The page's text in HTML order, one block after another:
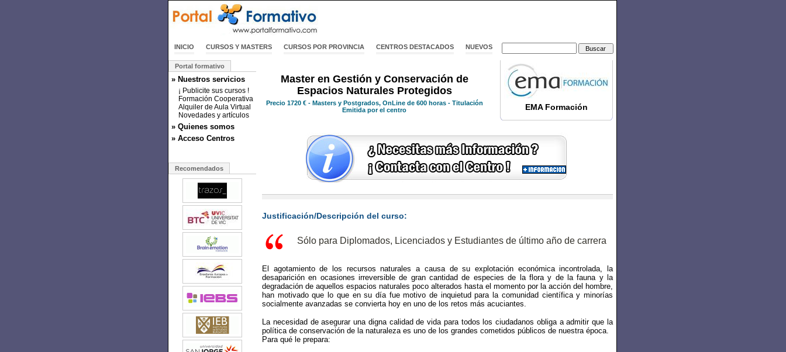
INICIO CURSOS Y MASTERS CURSOS POR PROVINCIA CENTROS DESTACADOS NUEVOS
Portal formativo
» Nuestros servicios
¡ Publicite sus cursos !
Formación Cooperativa
Alquiler de Aula Virtual
Novedades y artículos
» Quienes somos
» Acceso Centros
Recomendados
Master en Gestión y Conservación de
Espacios Naturales Protegidos
Precio 1720 € - Masters y Postgrados, OnLine de 600 horas - Titulación
Emitida por el centro
EMA Formación
Justificación/Descripción del curso:
Sólo para Diplomados, Licenciados y Estudiantes de último año de carrera
El agotamiento de los recursos naturales a causa de su explotación económica incontrolada, la
desaparición en ocasiones irreversible de gran cantidad de especies de la flora y de la fauna y la
degradación de aquellos espacios naturales poco alterados hasta el momento por la acción del hombre,
han motivado que lo que en su día fue motivo de inquietud para la comunidad científica y minorías
socialmente avanzadas se convierta hoy en uno de los retos más acuciantes.
La necesidad de asegurar una digna calidad de vida para todos los ciudadanos obliga a admitir que la
política de conservación de la naturaleza es uno de los grandes cometidos públicos de nuestra época.
Para qué le prepara: